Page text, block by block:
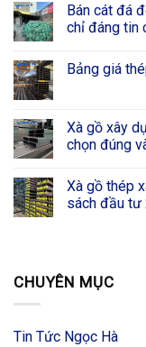
Bán cát đá
chỉ đáng tin
Bảng giá
Xà gồ xây
chọn đúng
Xà gồ thép
sách đầu tư
CHUYÊN MỤC
Tin Tức Ngọc Hà